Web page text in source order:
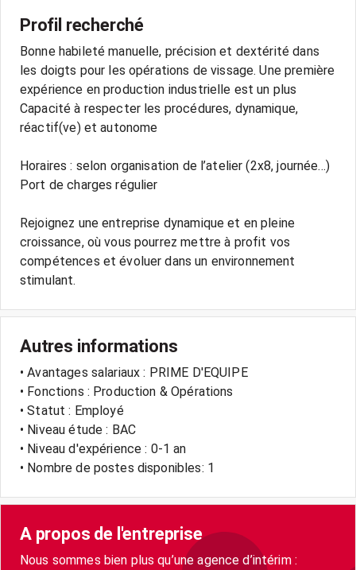
Profil recherché
Bonne habileté manuelle, précision et dextérité dans
les doigts pour les opérations de vissage. Une première
expérience en production industrielle est un plus
Capacité à respecter les procédures, dynamique,
réactif(ve) et autonome
Horaires : selon organisation de l’atelier (2x8, journée...)
Port de charges régulier
Rejoignez une entreprise dynamique et en pleine
croissance, où vous pourrez mettre à profit vos
compétences et évoluer dans un environnement
Autres informations
• Avantages salariaux : PRIME D'EQUIPE
• Fonctions : Production & Opérations
• Statut : Employé
• Niveau étude : BAC
• Niveau d'expérience : 0-1 an
• Nombre de postes disponibles: 1
A propos de l'entreprise
Nous sommes bien plus qu’une agence d’intérim :